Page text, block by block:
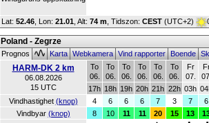
Lat: 52.46 , Lon: 21.01 Alt: 74 m , Tidszon: CEST (UTC+2)
Poland - Zegrze
Prognos KartaWebkameraVind rapporterBoende
HARM-DK 2 km
06.08.2026
15 UTC
To
06.
To
06.
To
06.
To
06.
To
06.
To
06.
Fr
07.
17h 18h 19h 20h 21h 22h 03h
Vindhastighet (knop) 4 6 6 6 7 3 7
6
Vindbyar (knop) 8 10 11 11 20 15 13